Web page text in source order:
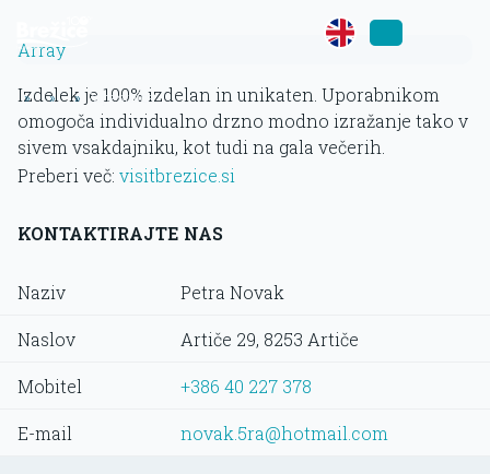
» » » Zapestnica
Array
Izdelek je 100% izdelan in unikaten. Uporabnikom
omogoča individualno drzno modno izražanje tako v
sivem vsakdajniku, kot tudi na gala večerih.
Preberi več: visitbrezice.si
KONTAKTIRAJTE NAS
Naziv Petra Novak
Naslov Artiče 29, 8253 Artiče
Mobitel +386 40 227 378
E-mail novak.5ra@hotmail.com